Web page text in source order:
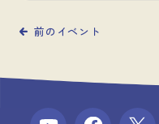
前のイベント